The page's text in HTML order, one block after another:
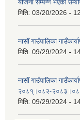
योजना सम्पन्न भएको
मिति: 03/20/2026 -
नासोँ गाउँपालिका
मिति: 09/29/2024 -
नासोँ गाउँपालिका
२०८१्।०८२-
मिति: 09/29/2024 -